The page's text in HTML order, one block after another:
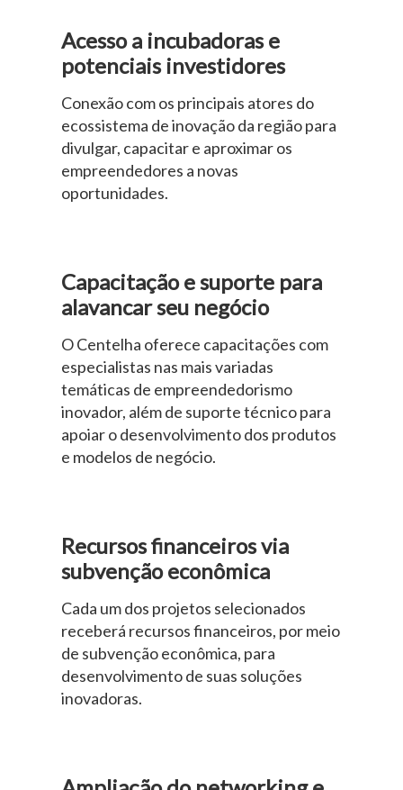
Acesso a incubadoras e
potenciais investidores
Conexão com os principais atores do
ecossistema de inovação da região para
divulgar, capacitar e aproximar os
empreendedores a novas
oportunidades.
Capacitação e suporte para
alavancar seu negócio
O Centelha oferece capacitações com
especialistas nas mais variadas
temáticas de empreendedorismo
inovador, além de suporte técnico para
apoiar o desenvolvimento dos produtos
e modelos de negócio.
Recursos financeiros via
subvenção econômica
Cada um dos projetos selecionados
receberá recursos financeiros, por meio
de subvenção econômica, para
desenvolvimento de suas soluções
inovadoras.